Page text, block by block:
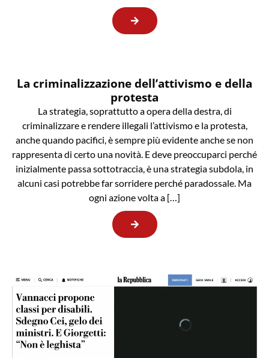
La criminalizzazione dell’attivismo e della
protesta
La strategia, soprattutto a opera della destra, di
criminalizzare e rendere illegali l’attivismo e la protesta,
anche quando pacifici, è sempre più evidente anche se non
rappresenta di certo una novità. E deve preoccuparci perché
inizialmente passa sottotraccia, è una strategia subdola, in
alcuni casi potrebbe far sorridere perché paradossale. Ma
ogni azione volta a […]